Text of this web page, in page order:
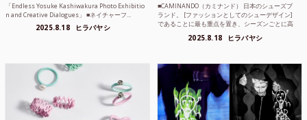
「Endless Yosuke Kashiwakura Photo Exhibitio
n and Creative Dialogues」 ■ネイチャーフ...
2025.8.18 ヒラバヤシ
■CAMINANDO（カミナンド） 日本のシューズブ
ランド。 [ファッションとしてのシューデザイン]
であることに最も重点を置き、シーズンごとに高
2025.8.18 ヒラバヤシ